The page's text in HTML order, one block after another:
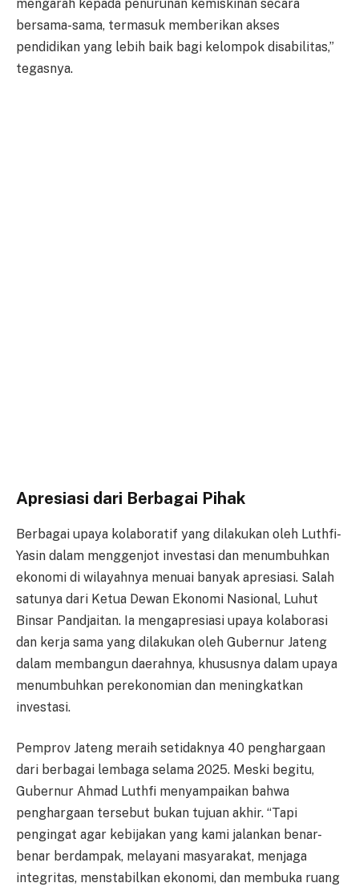
mengarah kepada penurunan kemiskinan secara
bersama-sama, termasuk memberikan akses
pendidikan yang lebih baik bagi kelompok disabilitas,”
tegasnya.
Apresiasi dari Berbagai Pihak
Berbagai upaya kolaboratif yang dilakukan oleh Luthfi-
Yasin dalam menggenjot investasi dan menumbuhkan
ekonomi di wilayahnya menuai banyak apresiasi. Salah
satunya dari Ketua Dewan Ekonomi Nasional, Luhut
Binsar Pandjaitan. Ia mengapresiasi upaya kolaborasi
dan kerja sama yang dilakukan oleh Gubernur Jateng
dalam membangun daerahnya, khususnya dalam upaya
menumbuhkan perekonomian dan meningkatkan
investasi.
Pemprov Jateng meraih setidaknya 40 penghargaan
dari berbagai lembaga selama 2025. Meski begitu,
Gubernur Ahmad Luthfi menyampaikan bahwa
penghargaan tersebut bukan tujuan akhir. “Tapi
pengingat agar kebijakan yang kami jalankan benar-
benar berdampak, melayani masyarakat, menjaga
integritas, menstabilkan ekonomi, dan membuka ruang